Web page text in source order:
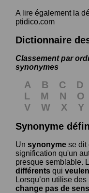
A lire également la
ptidico.com
Dictionnaire
Classement par
synonymes
A B C D
L
M N O
V
W X Y
Synonyme
Un synonyme se dit
signification qu'un
presque semblable.
différents qui
Lorsqu’on utilise des
change pas de sens